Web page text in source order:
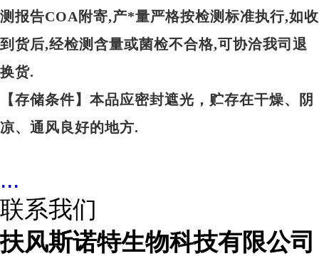
测报告COA附寄,产*量严格按检测标准执行,如收
到货后,经检测含量或菌检不合格,可协洽我司退
换货.
【存储条件】本品应密封遮光，贮存在干燥、阴
凉、通风良好的地方.
...
联系我们
扶风斯诺特生物科技有限公司